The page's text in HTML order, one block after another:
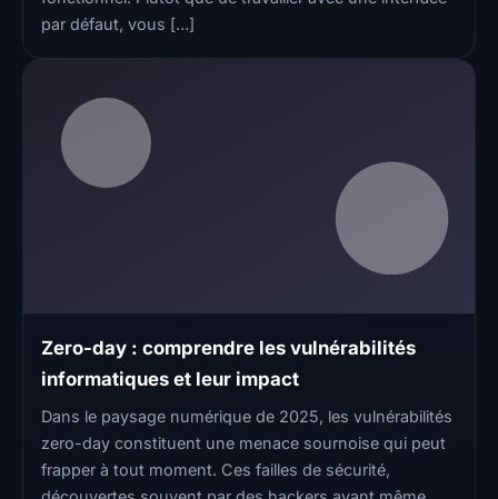
par défaut, vous […]
Zero-day : comprendre les vulnérabilités
informatiques et leur impact
Dans le paysage numérique de 2025, les vulnérabilités
zero-day constituent une menace sournoise qui peut
frapper à tout moment. Ces failles de sécurité,